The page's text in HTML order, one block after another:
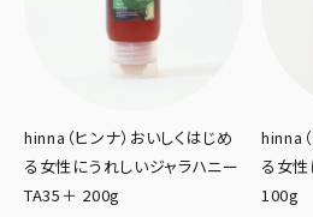
hinna（ヒンナ）おいしくはじめ
る女性にうれしいドライなつめ
100g
ゲン）
レス